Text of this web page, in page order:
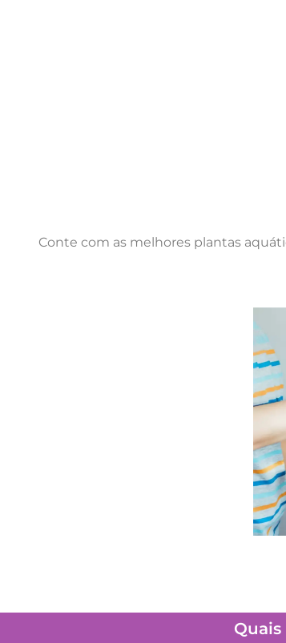
Conte com as melhores plantas